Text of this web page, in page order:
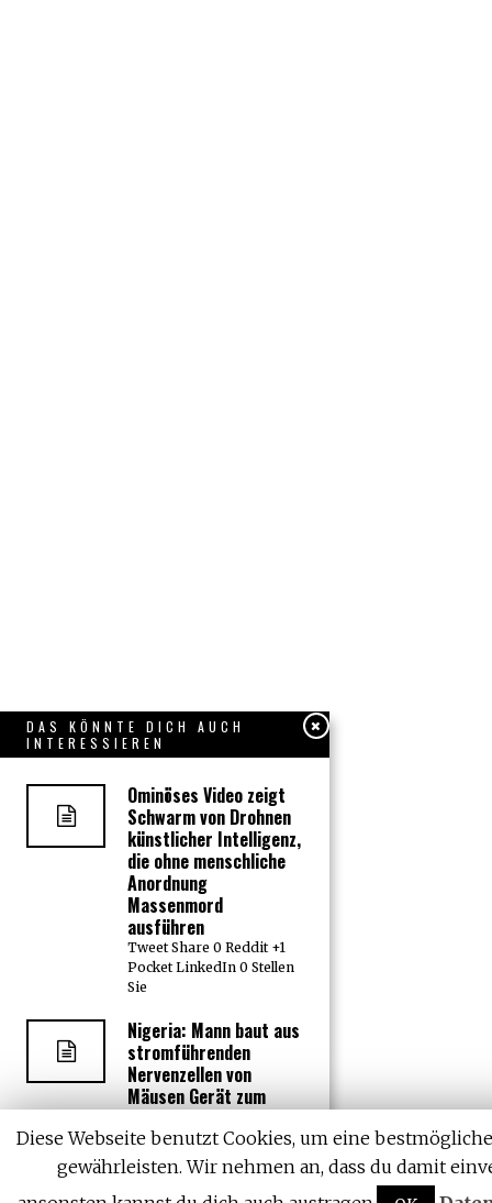
Diese Webseite benutzt Cookies, um eine
gewährleisten. Wir nehmen an, dass du damit
DAS KÖNNTE DICH AUCH
INTERESSIEREN
Ominöses Video zeigt
Schwarm von Drohnen
künstlicher Intelligenz,
die ohne menschliche
Anordnung
Massenmord
ausführen
Tweet Share 0 Reddit +1
Pocket LinkedIn 0 Stellen
Sie
Nigeria: Mann baut aus
stromführenden
Nervenzellen von
Mäusen Gerät zum
Aufspüren von Bomben
und Krebs
Tweet Share 0 Reddit +1